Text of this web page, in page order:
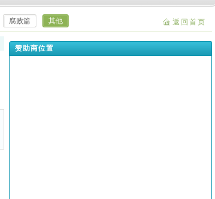
腐败篇 其他 返回首页
赞助商位置